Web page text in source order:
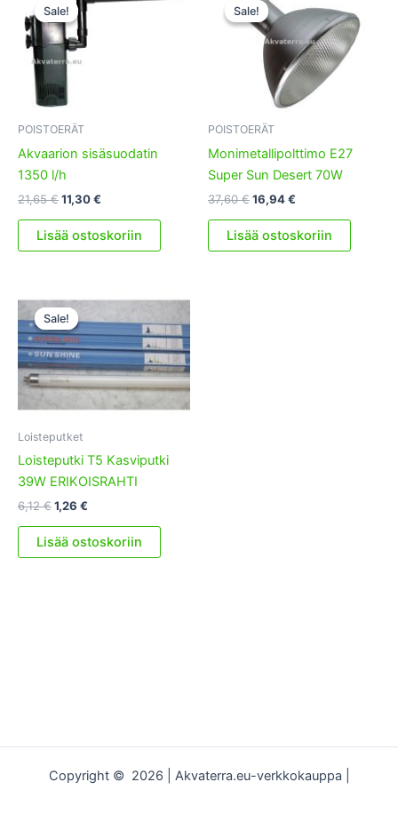
Sale!
Sale!
POISTOERÄT
Akvaarion sisäsuodatin
1350 l/h
21,65€Alkuperäinen
oli:
21,65 €.
11,30€
on:
11,30 €.
Lisää ostoskoriin
Sale!
Sale!
POISTOERÄT
Monimetallipolttimo E27
Super Sun Desert 70W
37,60€Alkuperäinen
oli:
37,60 €.
16,94€
on:
16,94 €.
Lisää ostoskoriin
Sale!
Sale!
Loisteputket
Loisteputki T5 Kasviputki
39W ERIKOISRAHTI
6,12€Alkuperäinen
oli:
6,12 €.
1,26 €
on:
1,26 €.
Lisää ostoskoriin
Copyright © 2026 | Akvaterra.eu-verkkokauppa |